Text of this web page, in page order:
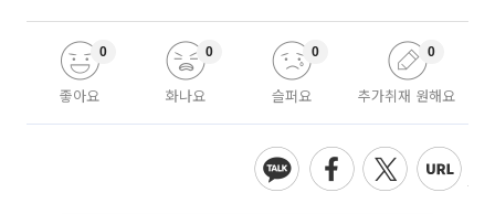
좋아요
0
화나요
0
슬퍼요
0
추가취재 원해요
0